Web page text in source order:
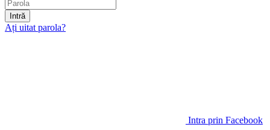
Intră
Ați uitat parola?
Intra prin Facebook